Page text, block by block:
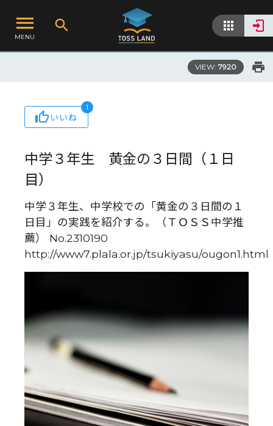
MENU
VIEW: 7920
いいね
1
中学３年生 黄金の３日間（１日
目）
中学３年生、中学校での「黄金の３日間の１
日目」の実践を紹介する。（ＴＯＳＳ中学推
薦） No.2310190
http://www7.plala.or.jp/tsukiyasu/ougon1.html